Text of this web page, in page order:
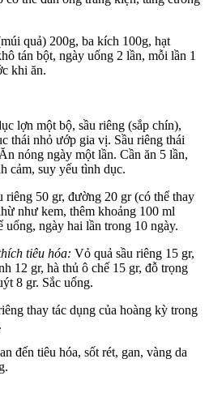
quả) 200g, ba kích 100g, hạt
tán bột, ngày uống 2 lần, mỗi lần 1
khi ăn.
lợn một bộ, sầu riêng (sắp chín),
thái nhỏ ướp gia vị. Sầu riêng thái
nóng ngày một lần. Cần ăn 5 lần,
cảm, suy yếu tình dục.
riêng 50 gr, đường 20 gr (có thể thay
như kem, thêm khoảng 100 ml
uống, ngày hai lần trong 10 ngày.
tiêu hóa: Vỏ quả sầu riêng 15 gr,
12 gr, hà thủ ô chế 15 gr, đỗ trọng
8 gr. Sắc uống.
thay tác dụng của hoàng kỳ trong
đến tiêu hóa, sốt rét, gan, vàng da